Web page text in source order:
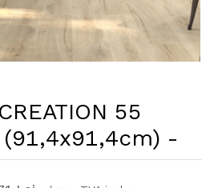
55
(91,4x91,4cm) -